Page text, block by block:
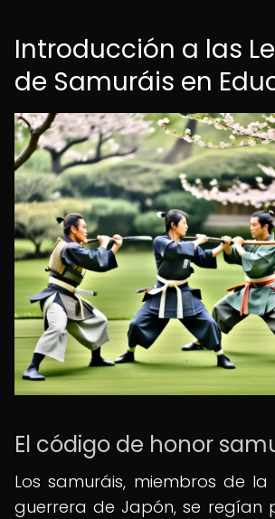
Introducción a las
de Samuráis en
El código de honor
Los samuráis, miembros de
guerrera de Japón, se regían